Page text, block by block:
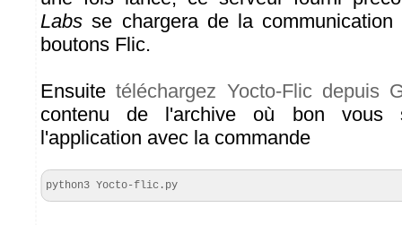
Labs se chargera de la
boutons Flic.
Ensuitetéléchargez Yocto-Flic depuis
contenu de l'archive où bon vous
l'application avec la commande
python3 Yocto-flic.py